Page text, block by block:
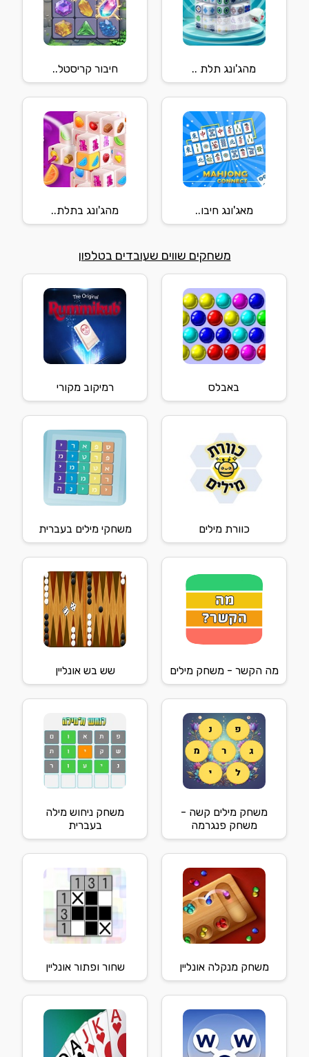
מהג'ונג תלת .. חיבור קריסטל..
מאג'ונג חיבו.. מהג'ונג בתלת..
משחקים שווים שעובדים בטלפון
באבלס רמיקוב מקורי
כוורת מילים משחקי מילים בעברית
מה הקשר - משחק מילים שש בש אונליין
משחק מילים קשה -
משחק פנגרמה
משחק ניחוש מילה
בעברית
משחק מנקלה אונליין שחור ופתור אונליין